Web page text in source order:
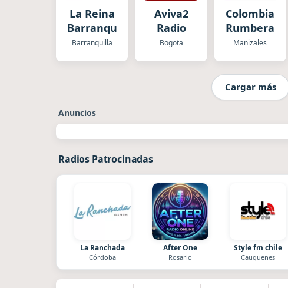
La Reina
Barranquilla
Barranquilla
Aviva2
Radio
Bogota
Colombia
Rumbera
Manizales
Cargar más
Anuncios
Radios Patrocinadas
La Ranchada
Córdoba
After One
Rosario
Style fm chile
Cauquenes